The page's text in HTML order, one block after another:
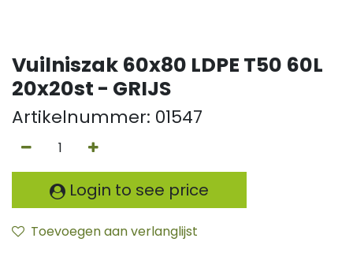
Vuilniszak 60x80 LDPE T50 60L
20x20st - GRIJS
Artikelnummer: 01547
Login to see price
Toevoegen aan verlanglijst